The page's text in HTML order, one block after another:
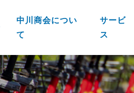
中川商会につい
て
サービ
ス